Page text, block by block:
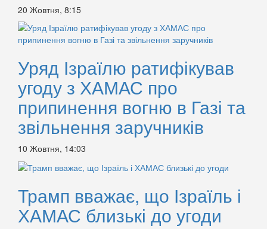
20 Жовтня, 8:15
Уряд Ізраїлю ратифікував
угоду з ХАМАС про
припинення вогню в Газі та
звільнення заручників
10 Жовтня, 14:03
Трамп вважає, що Ізраїль і
ХАМАС близькі до угоди